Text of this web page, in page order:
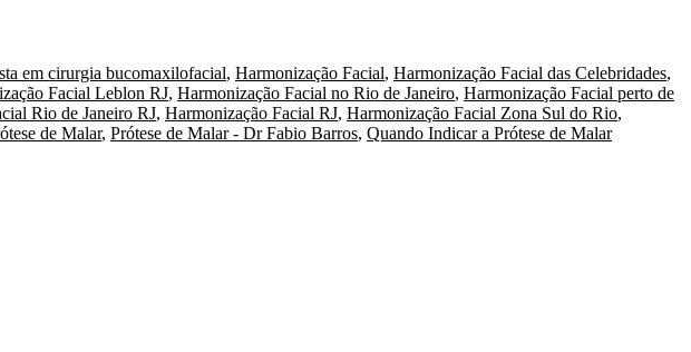
em cirurgia bucomaxilofacial, Harmonização Facial, Harmonização Facial das Celebridades,
Facial Leblon RJ, Harmonização Facial no Rio de Janeiro, Harmonização Facial perto de
Rio de Janeiro RJ, Harmonização Facial RJ, Harmonização Facial Zona Sul do Rio,
de Malar, Prótese de Malar - Dr Fabio Barros, Quando Indicar a Prótese de Malar